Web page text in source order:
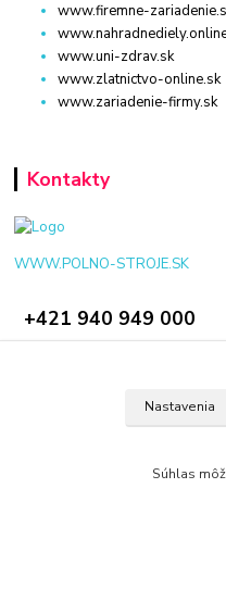
www.firemne-
www.uni-zdrav.sk
www.zlatnictvo-online.sk
www.zariadenie-firmy.sk
Kontakty
WWW.POLNO-STROJE.SK
+421 940 949 000
Nastavenia
Súhlas